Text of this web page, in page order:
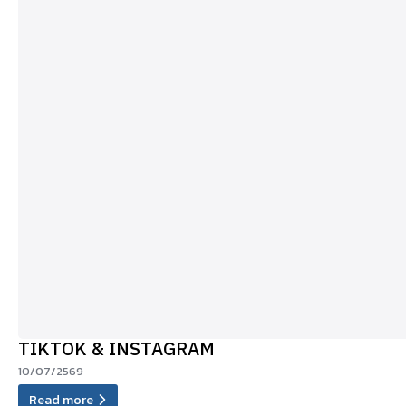
TIKTOK & INSTAGRAM
10/07/2569
Read more